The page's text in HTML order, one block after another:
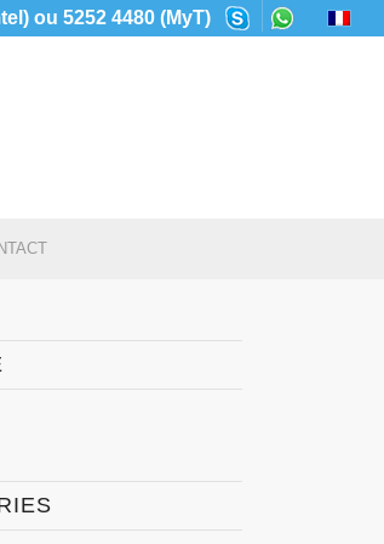
ou 5252 4480 (MyT)